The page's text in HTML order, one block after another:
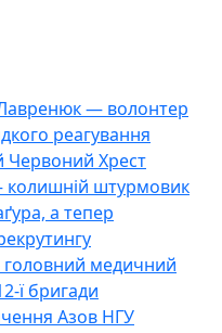
— волонтер
реагування
Червоний Хрест
штурмовик
а тепер
медичний
ї бригади
Азов НГУ